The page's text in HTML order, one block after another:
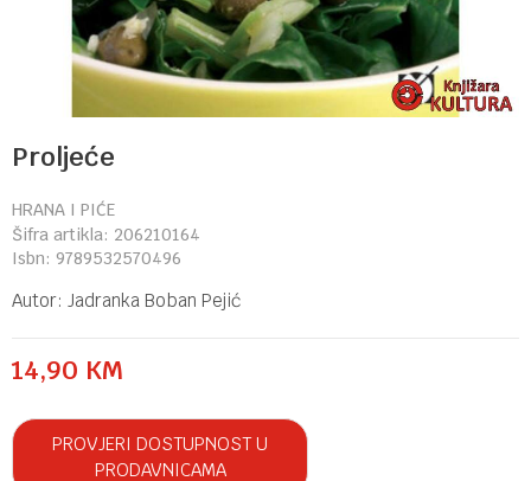
Proljeće
HRANA I PIĆE
Šifra artikla: 206210164
Isbn: 9789532570496
Autor: Jadranka Boban Pejić
14,90 KM
PROVJERI DOSTUPNOST U
PRODAVNICAMA